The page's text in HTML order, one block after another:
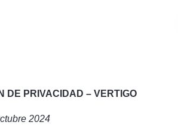
DE PRIVACIDAD – VERTIGO
2024